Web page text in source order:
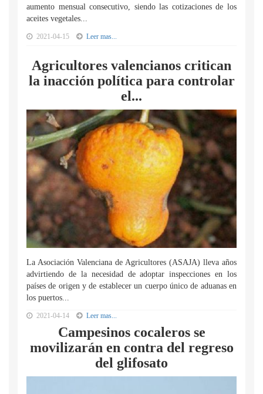
aumento mensual consecutivo, siendo las cotizaciones de los
aceites vegetales...
2021-04-15 Leer mas...
Agricultores valencianos critican
la inacción política para controlar
el...
La Asociación Valenciana de Agricultores (ASAJA) lleva años
advirtiendo de la necesidad de adoptar inspecciones en los
países de origen y de establecer un cuerpo único de aduanas en
los puertos...
2021-04-14 Leer mas...
Campesinos cocaleros se
movilizarán en contra del regreso
del glifosato